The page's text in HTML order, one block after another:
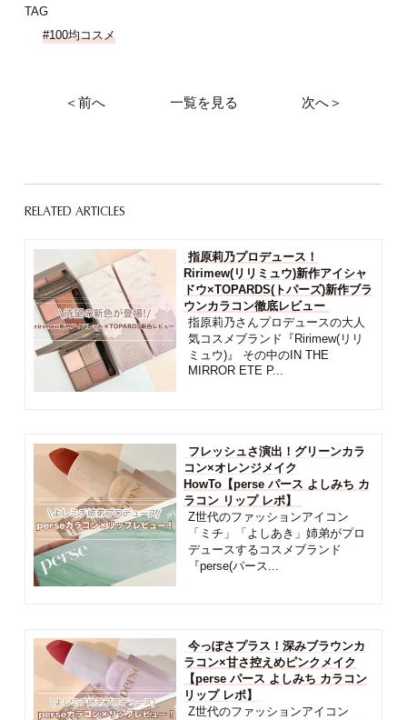
TAG
#100均コスメ
＜前へ 一覧を見る 次へ＞
RELATED ARTICLES
指原莉乃プロデュース！
Ririmew(リリミュウ)新作アイシャ
ドウ×TOPARDS(トパーズ)新作ブラ
ウンカラコン徹底レビュー
指原莉乃さんプロデュースの大人
気コスメブランド『Ririmew(リリ
ミュウ)』 その中のIN THE
MIRROR ETE P...
フレッシュさ演出！グリーンカラ
コン×オレンジメイク
HowTo【perse パース よしみち カ
ラコン リップ レポ】
Z世代のファッションアイコン
「ミチ」「よしあき」姉弟がプロ
デュースするコスメブランド
『perse(パース...
今っぽさプラス！深みブラウンカ
ラコン×甘さ控えめピンクメイク
【perse パース よしみち カラコン
リップ レポ】
Z世代のファッションアイコン